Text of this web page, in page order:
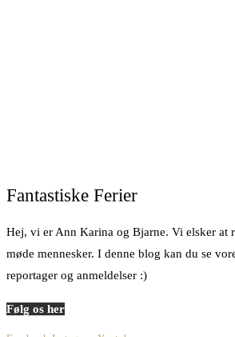
Fantastiske Ferier
Hej, vi er Ann Karina og Bjarne. Vi elsker at
møde mennesker. I denne blog kan du se
reportager og anmeldelser :)
Følg os her